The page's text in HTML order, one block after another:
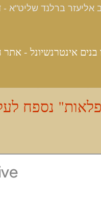
בנים אינטרנשיונל -
נספח